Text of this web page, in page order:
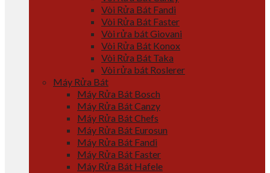
Vòi Rửa Bát Fandi
Vòi Rửa Bát Faster
Vòi rửa bát Giovani
Vòi Rửa Bát Konox
Vòi Rửa Bát Taka
Vòi rửa bát Roslerer
Máy Rửa Bát
Máy Rửa Bát Bosch
Máy Rửa Bát Canzy
Máy Rửa Bát Chefs
Máy Rửa Bát Eurosun
Máy Rửa Bát Fandi
Máy Rửa Bát Faster
Máy Rửa Bát Hafele